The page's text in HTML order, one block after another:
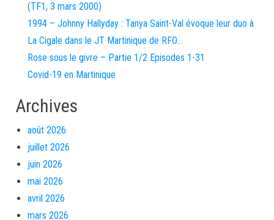
(TF1, 3 mars 2000)
1994 – Johnny Hallyday : Tanya Saint-Val évoque leur duo à
La Cigale dans le JT Martinique de RFO…
Rose sous le givre – Partie 1/2 Episodes 1-31
Covid-19 en Martinique
Archives
août 2026
juillet 2026
juin 2026
mai 2026
avril 2026
mars 2026